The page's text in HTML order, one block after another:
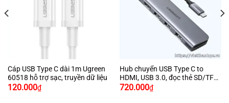
Cáp USB Type C dài 1m Ugreen
60518 hỗ trợ sạc, truyền dữ liệu
120.000₫
Hub chuyển USB Type C to
HDMI, USB 3.0, đọc thẻ SD/TF
Ugreen 70410
720.000₫